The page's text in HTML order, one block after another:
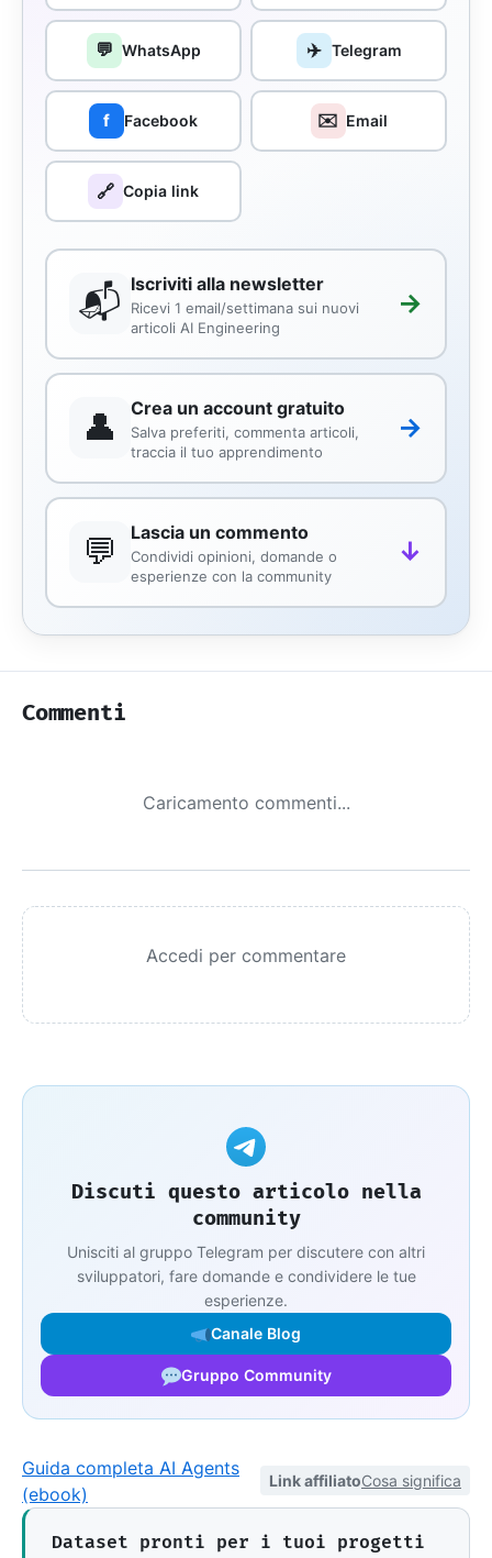
💬 WhatsApp ✈️ Telegram
f Facebook ✉️ Email
🔗 Copia link
📬 Iscriviti alla newsletter
Ricevi 1 email/settimana sui nuovi
articoli AI Engineering
→
👤 Crea un account gratuito
Salva preferiti, commenta articoli,
traccia il tuo apprendimento
→
💬 Lascia un commento
Condividi opinioni, domande o
esperienze con la community
↓
Commenti
Caricamento commenti...
Accedi per commentare
Discuti questo articolo nella
community
Unisciti al gruppo Telegram per discutere con altri
sviluppatori, fare domande e condividere le tue
esperienze.
Canale Blog
Gruppo Community
Guida completa AI Agents
(ebook)
Link affiliatoCosa significa
Dataset pronti per i tuoi progetti